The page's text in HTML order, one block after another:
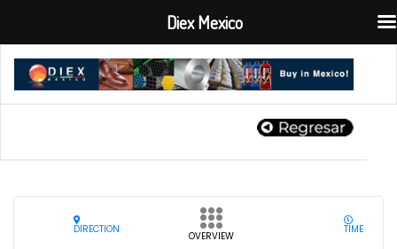
DIRECTION
OVERVIEW
TIME
Diex Mexico